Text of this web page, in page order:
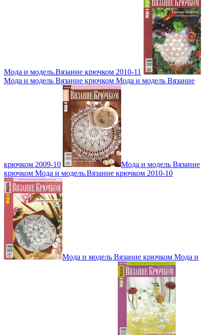
Мода и модель.Вязание крючком 2010-11
Мода и модель Вязание крючком Мода и модель Вязание
крючком 2009-10
Мода и модель Вязание
крючком Мода и модель.Вязание крючком 2010-10
Мода и модель Вязание крючком Мода и